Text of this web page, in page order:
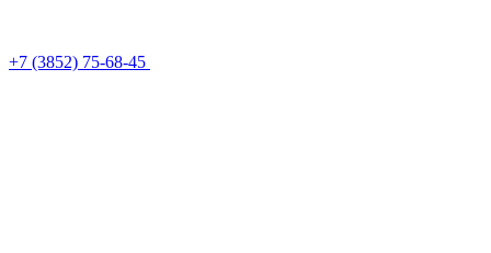
+7 (3852) 75-68-45